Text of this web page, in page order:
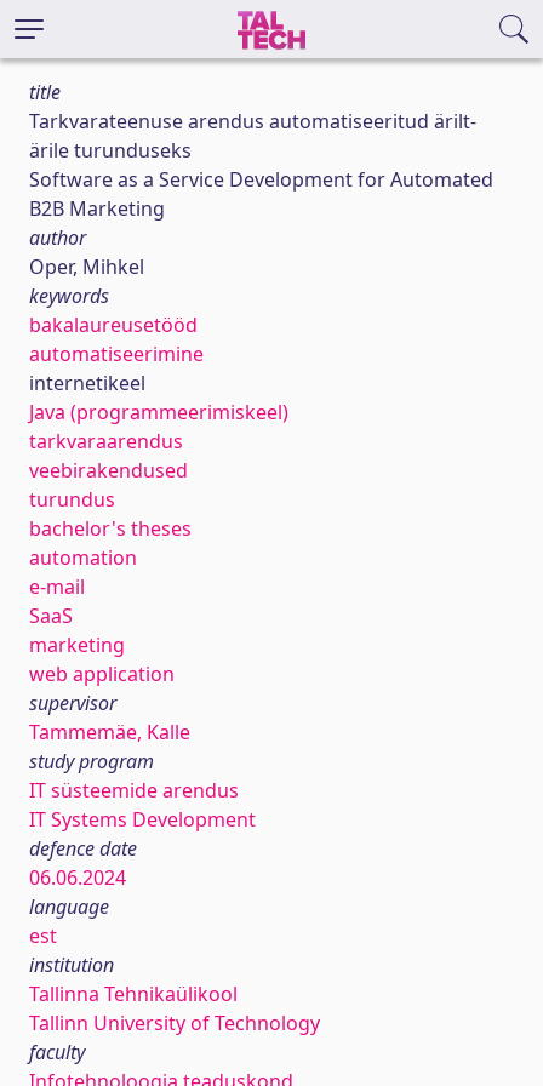
title
Tarkvarateenuse arendus automatiseeritud ärilt-
ärile turunduseks
Software as a Service Development for Automated
B2B Marketing
author
Oper, Mihkel
keywords
bakalaureusetööd
automatiseerimine
internetikeel
Java (programmeerimiskeel)
tarkvaraarendus
veebirakendused
turundus
bachelor's theses
automation
e-mail
SaaS
marketing
web application
supervisor
Tammemäe, Kalle
study program
IT süsteemide arendus
IT Systems Development
defence date
06.06.2024
language
est
institution
Tallinna Tehnikaülikool
Tallinn University of Technology
faculty